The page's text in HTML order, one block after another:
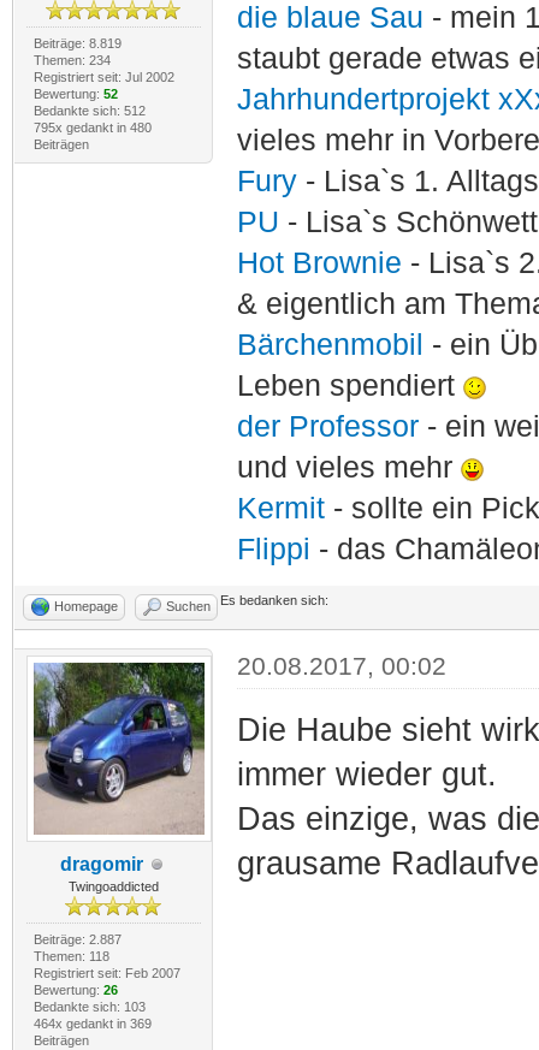
Beiträge: 8.819
Themen: 234
Registriert seit: Jul 2002
Bewertung: 52
Bedankte sich: 512
795x gedankt in 480
Beiträgen
die blaue Sau - mein
staubt gerade etwas
Jahrhundertprojekt
vieles mehr in
Fury - Lisa`s 1.
PU - Lisa`s
Hot Brownie - Lisa`s
& eigentlich am
Bärchenmobil - ein
Leben spendiert
der Professor - ein
und vieles mehr
Kermit- sollte ein
Flippi - das
Homepage Suchen Es bedanken sich:
dragomir
Twingoaddicted
Beiträge: 2.887
Themen: 118
Registriert seit: Feb 2007
Bewertung: 26
Bedankte sich: 103
464x gedankt in 369
Beiträgen
20.08.2017, 00:02
Die Haube sieht
immer wieder gut.
Das einzige, was
grausame